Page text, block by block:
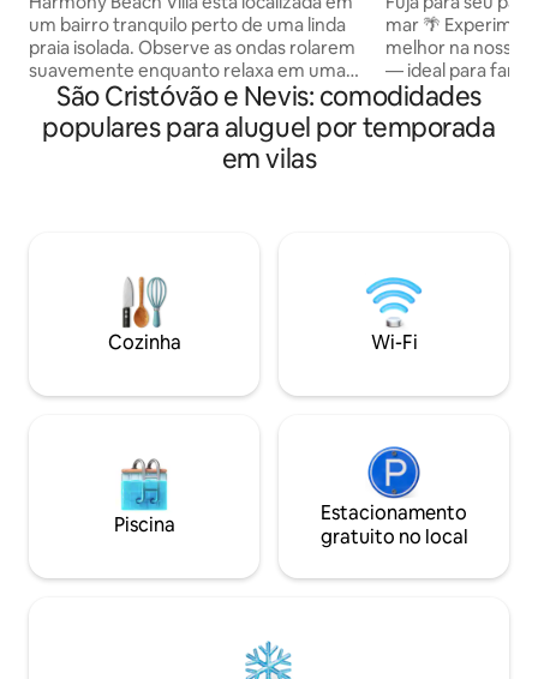
um bairro tranquilo perto de uma linda
praia isolada. Observe as ondas rolarem
suavemente enquanto relaxa em uma
praia que na maioria dos dias será só sua.
Todo conforto foi pensado para garantir
que você tenha uma estadia maravilhosa
e memorável, desde as novas camas e
nossa encantadora vila. Temos certeza
de que o estresse e as preocupações do
mundo real desaparecerão. Você não vai
querer ir embora!
mar 🌴 Experimente a vida na ilha no seu
melhor na nossa
— ideal para
busca sol, mar e
deslumbrantes
grande deck e da
Estacionamento
confiável e espaço de
para famílias,
São Cristóvão e Nevis: comodidades
populares para aluguel por temporada
em vilas
Cozinha Wi-Fi
Piscina
Estacionamento
gratuito no local